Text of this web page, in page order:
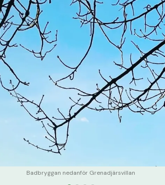
Badbryggan nedanför Grenadjärsvillan